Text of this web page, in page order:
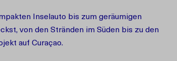
Inselauto bis zum geräumigen
von den Stränden im Süden bis zu den
auf Curaçao.